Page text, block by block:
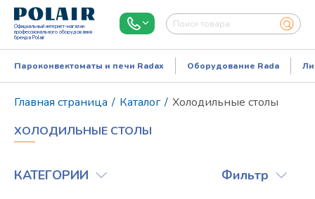
Официальный интернет-магазин
профессионального оборудования
бренда Polair
Пароконвектоматы и печи Radax Оборудование Rada
Главная страница / Каталог / Холодильные столы
ХОЛОДИЛЬНЫЕ СТОЛЫ
КАТЕГОРИИ Фильтр